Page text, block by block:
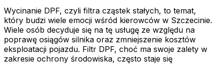
Wycinanie DPF, czyli filtra cząstek stałych, to temat,
który budzi wiele emocji wśród kierowców w Szczecinie.
Wiele osób decyduje się na tę usługę ze względu na
poprawę osiągów silnika oraz zmniejszenie kosztów
eksploatacji pojazdu. Filtr DPF, choć ma swoje zalety w
zakresie ochrony środowiska, często staje się